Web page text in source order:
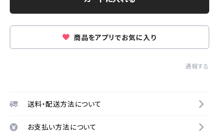
商品をアプリでお気に入り
通報する
送料・配送方法について
お支払い方法について